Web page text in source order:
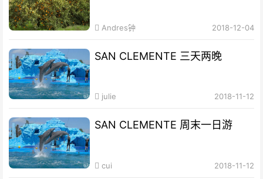
Andres钟 2018-12-04
SAN CLEMENTE 三天两晚
julie 2018-11-12
SAN CLEMENTE 周末一日游
cui 2018-11-12